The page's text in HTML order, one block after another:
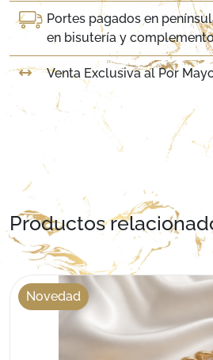
Portes pagados en
en bisutería y
Venta Exclusiva al Por
Productos
Novedad